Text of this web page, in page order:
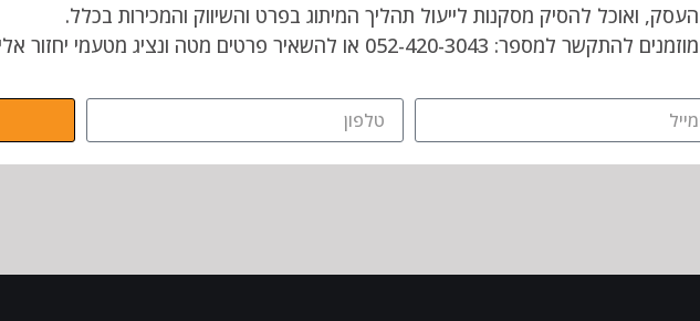
העסק, ואוכל להסיק מסקנות לייעול תהליך המיתוג בפרט והשיווק והמכירות בכלל.
מוזמנים להתקשר למספר: 052-420-3043 או להשאיר פרטים מטה ונציג מטעמי יחזור אליכם בהקדם.